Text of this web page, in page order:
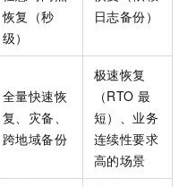
恢复（秒
级）
日志备份）
全量快速恢
复、灾备、
跨地域备份
极速恢复
（RTO 最
短）、业务
连续性要求
高的场景